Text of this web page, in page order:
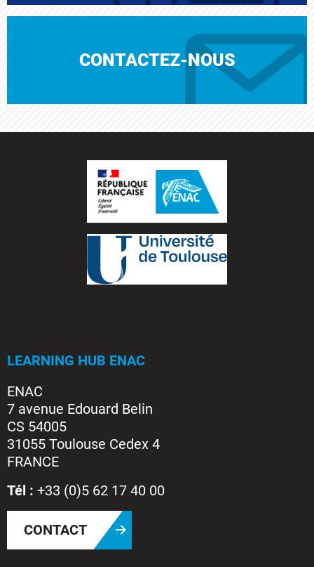
CONTACTEZ-NOUS
LEARNING HUB ENAC
ENAC
7 avenue Edouard Belin
CS 54005
31055 Toulouse Cedex 4
FRANCE
Tél : +33 (0)5 62 17 40 00
CONTACT